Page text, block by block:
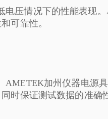
压情况下的性能表现
可靠性。
加州仪器电源
时保证测试数据的准确